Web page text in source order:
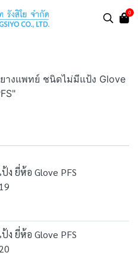
0
างแพทย์ ชนิดไม่มีแป้ง Glove
ยี่ห้อ Glove PFS
ยี่ห้อ Glove PFS